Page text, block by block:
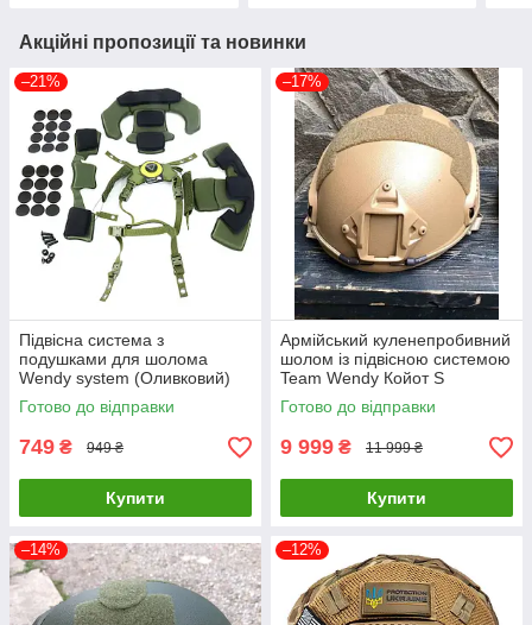
Акційні пропозиції та новинки
–21%
Підвісна система з
подушками для шолома
Wendy system (Оливковий)
Готово до відправки
749 ₴ 949 ₴
Купити
–17%
Армійський куленепробивний
шолом із підвісною системою
Team Wendy Койот S
Готово до відправки
9 999 ₴ 11 999 ₴
Купити
–14% –12%